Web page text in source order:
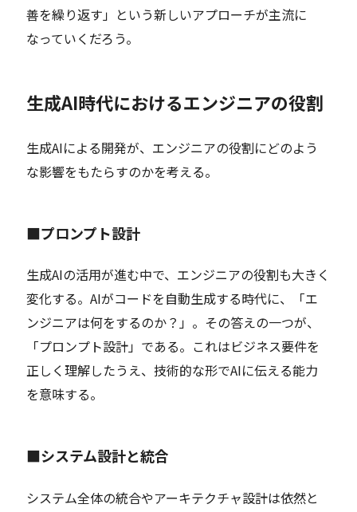
善を繰り返す」という新しいアプローチが主流に
なっていくだろう。
生成AI時代におけるエンジニアの役割
生成AIによる開発が、エンジニアの役割にどのよう
な影響をもたらすのかを考える。
■プロンプト設計
生成AIの活用が進む中で、エンジニアの役割も大きく
変化する。AIがコードを自動生成する時代に、「エ
ンジニアは何をするのか？」。その答えの一つが、
「プロンプト設計」である。これはビジネス要件を
正しく理解したうえ、技術的な形でAIに伝える能力
を意味する。
■システム設計と統合
システム全体の統合やアーキテクチャ設計は依然と